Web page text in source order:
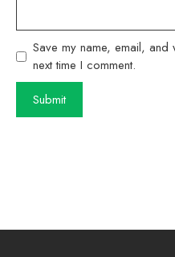
Save my name, email,
next time I comment.